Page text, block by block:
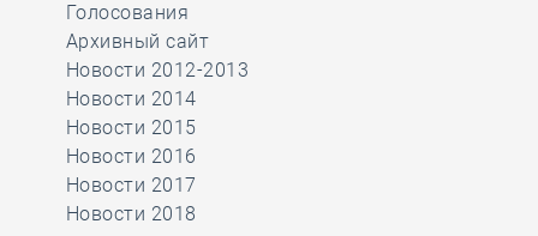
Голосования
Архивный сайт
Новости 2012-2013
Новости 2014
Новости 2015
Новости 2016
Новости 2017
Новости 2018